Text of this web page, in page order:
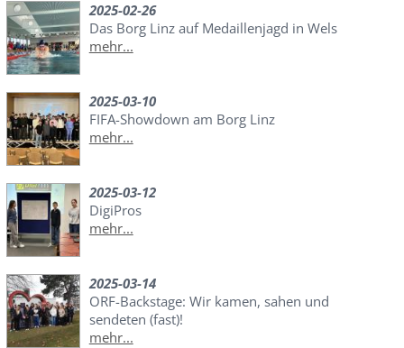
2025-02-26
Das Borg Linz auf Medaillenjagd in Wels
mehr...
2025-03-10
FIFA-Showdown am Borg Linz
mehr...
2025-03-12
DigiPros
mehr...
2025-03-14
ORF-Backstage: Wir kamen, sahen und
sendeten (fast)!
mehr...